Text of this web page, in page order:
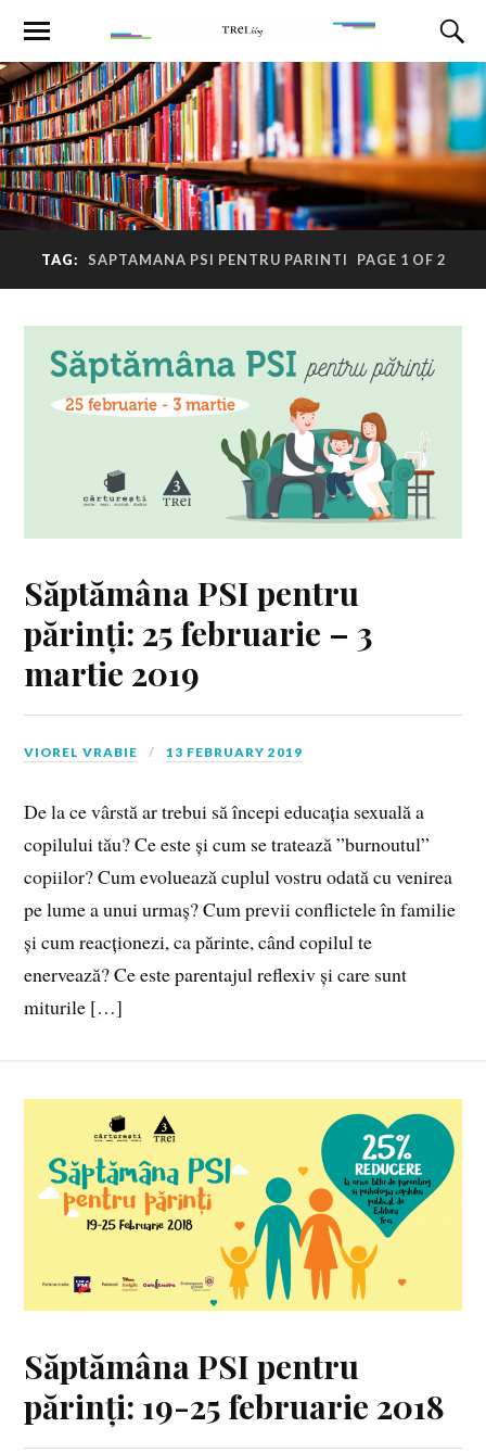
TAG: SAPTAMANA PSI PENTRU PARINTI PAGE 1 OF 2
Săptămâna PSI pentru
părinți: 25 februarie – 3
martie 2019
VIOREL VRABIE 13 FEBRUARY 2019
De la ce vârstă ar trebui să începi educația sexuală a
copilului tău? Ce este și cum se tratează ”burnoutul”
copiilor? Cum evoluează cuplul vostru odată cu venirea
pe lume a unui urmaș? Cum previi conflictele în familie
și cum reacționezi, ca părinte, când copilul te
enervează? Ce este parentajul reflexiv și care sunt
miturile […]
Săptămâna PSI pentru
părinți: 19-25 februarie 2018